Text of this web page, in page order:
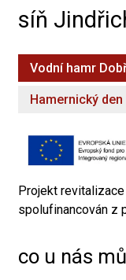
síň
Vodní hamr
Hamernický den
Projekt
spolufinancován z
co u nás